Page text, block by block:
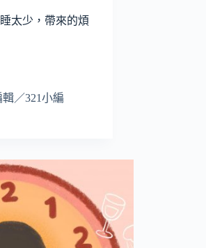
太少，帶來的煩
／321小編